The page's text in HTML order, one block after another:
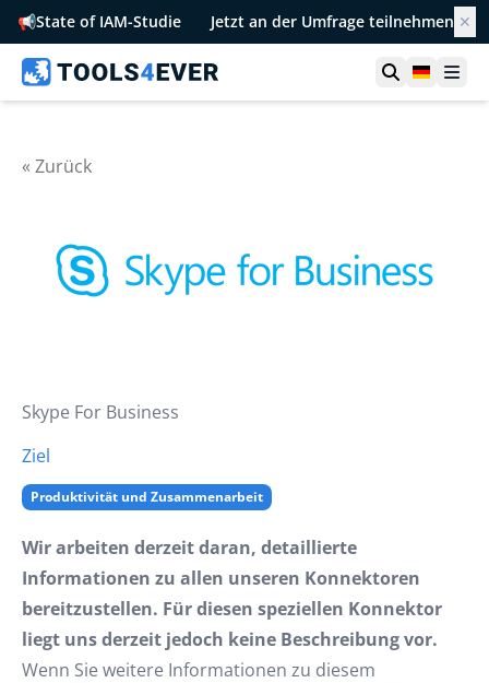
📢State of IAM-Studie Jetzt an der Umfrage teilnehmen ✕
Suche
« Zurück
Skype For Business
Ziel
Produktivität und Zusammenarbeit
Wir arbeiten derzeit daran, detaillierte
Informationen zu allen unseren Konnektoren
bereitzustellen. Für diesen speziellen Konnektor
liegt uns derzeit jedoch keine Beschreibung vor.
Wenn Sie weitere Informationen zu diesem